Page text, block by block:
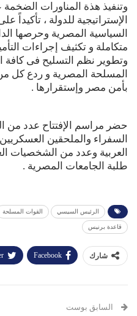
وتنفيذ هذة المناورات الضخمة
الإستراتيجية للدولة ، تأكيداً
السياسية المصرية وحرصها
متكاملة و تكثيف إجراءات
وتطوير نظم التسليح فى كافة
المسلحة المصرية و ردع
بأمن مصر وإستقرارها .
حضر مراسم الإفتتاح عدد من
السفراء والملحقين
العربية وعدد من الشخصيات
طلبة الجامعات المصرية .
الرئيس السيسي القوات المسلحة
قاعدة برنيس
شارك Facebook
السابق بوست